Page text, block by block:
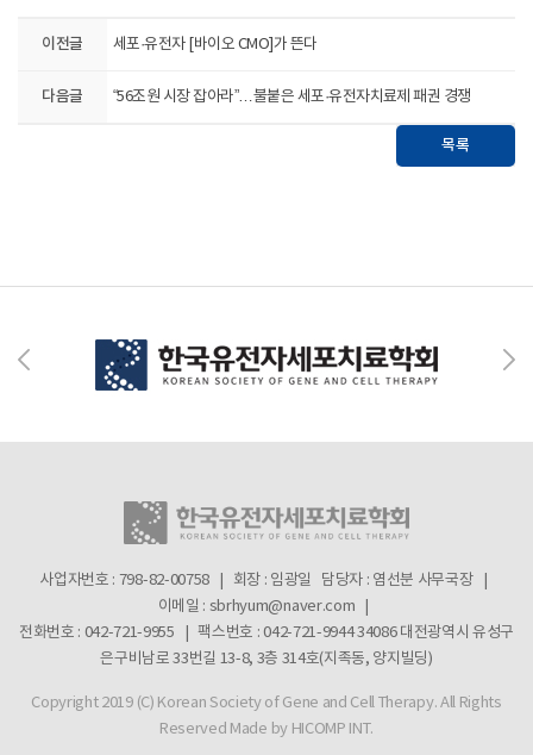
이전글 세포·유전자 [바이오 CMO]가 뜬다
다음글 “56조원 시장 잡아라”…불붙은 세포·유전자치료제 패권 경쟁
목록
사업자번호 : 798-82-00758 | 회장 : 임광일 담당자 : 염선분 사무국장 |
이메일 : sbrhyum@naver.com |
전화번호 : 042-721-9955 | 팩스번호 : 042-721-994434086 대전광역시 유성구
은구비남로 33번길 13-8, 3층 314호(지족동, 양지빌딩)
Copyright 2019 (C) Korean Society of Gene and Cell Therapy. All Rights
Reserved Made by HICOMP INT.